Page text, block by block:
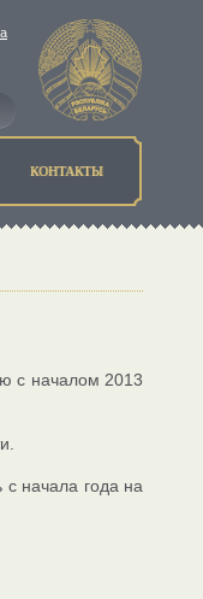
КОНТАКТЫ
с началом 2013
начала года на